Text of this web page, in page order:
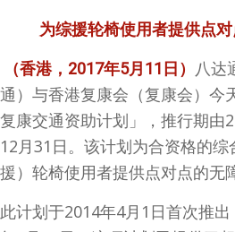
为综援轮椅使用者提供点
（香港， 2017年5月 11 日） 八达
通）与香港复康会（复康会）今
复康交通资助计划」，推行期由
12月31日。该计划为合资格的
援）轮椅使用者提供点对点的无
此计划于2014年4月1日首次推